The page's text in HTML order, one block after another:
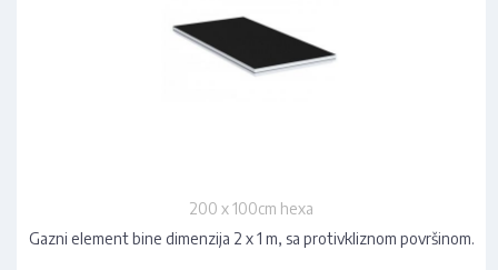
200 x 100cm hexa
Gazni element bine dimenzija 2 x 1 m, sa protivkliznom površinom.